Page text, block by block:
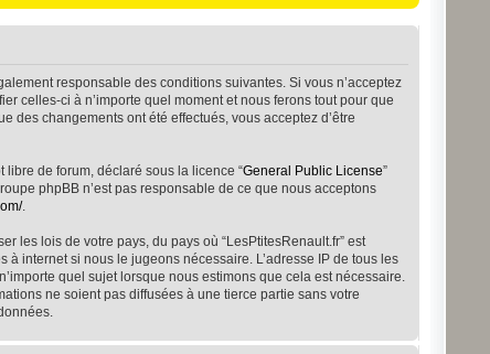
responsable des conditions suivantes. Si vous n’acceptez
celles-ci à n’importe quel moment et nous ferons tout pour que
des changements ont été effectués, vous acceptez d’être
libre de forum, déclaré sous la licence “General Public License”
phpBB n’est pas responsable de ce que nous acceptons
.
les lois de votre pays, du pays où “LesPtitesRenault.fr” est
internet si nous le jugeons nécessaire. L’adresse IP de tous les
quel sujet lorsque nous estimons que cela est nécessaire.
ne soient pas diffusées à une tierce partie sans votre